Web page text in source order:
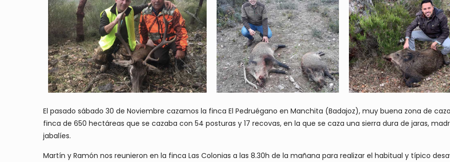
El pasado sábado 30 de Noviembre cazamos la finca El Pedruégano en Manchita (Badajoz), muy buena zona de
finca de 650 hectáreas que se cazaba con 54 posturas y 17 recovas, en la que se caza una sierra dura de jaras,
jabalíes.
Martín y Ramón nos reunieron en la finca Las Colonias a las 8.30h de la mañana para realizar el habitual y típico